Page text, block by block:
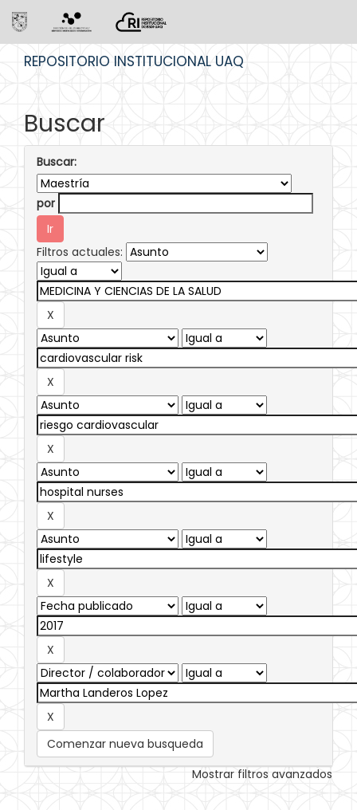
REPOSITORIO INSTITUCIONAL UAQ
Buscar
Buscar:
por
Filtros actuales:
Comenzar nueva busqueda
Mostrar filtros avanzados